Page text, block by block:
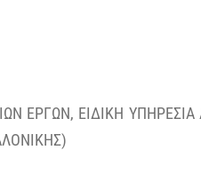
ΕΡΓΩΝ, ΕΙΔΙΚΗ